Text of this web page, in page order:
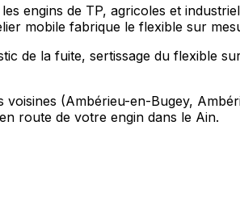
engins de TP, agricoles et
mobile fabrique le flexible sur
de la fuite, sertissage du flexible
(Ambérieu-en-Bugey,
route de votre engin dans le Ain.